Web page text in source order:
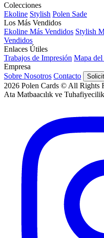
Colecciones
Ekoline Stylish Polen Sade
Los Más Vendidos
Ekoline Más Vendidos Stylish
Vendidos
Enlaces Útiles
Trabajos de Impresión Mapa
Empresa
Sobre Nosotros Contacto
2026 Polen Cards © All Rights
Ata Matbaacılık ve